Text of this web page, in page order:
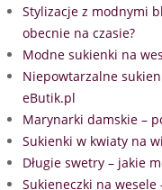
Stylizacje z modnymi
obecnie na czasie?
Modne sukienki na
Niepowtarzalne
eButik.pl
Marynarki damskie –
Sukienki w kwiaty na
Długie swetry – jakie
Sukieneczki na